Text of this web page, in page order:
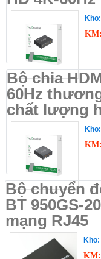
Kho:
KM:
Bộ chia
60Hz
chất lượng
Kho:
KM:
Bộ chuyển
BT 950GS-
mạng RJ45
Kho:
KM: